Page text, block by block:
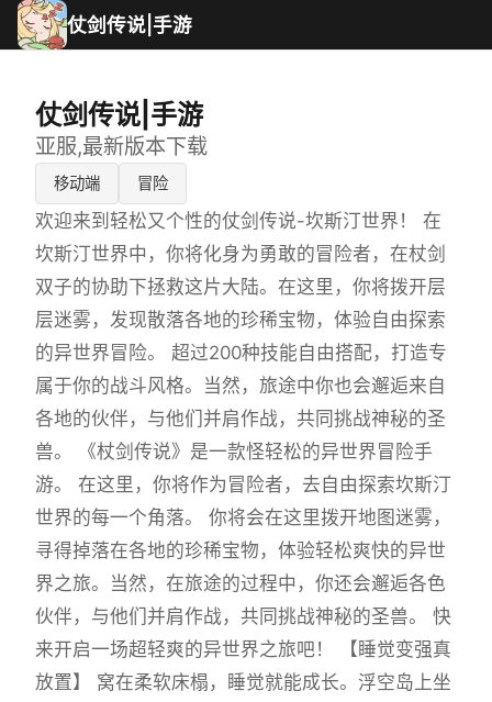
仗剑传说|手游
仗剑传说|手游
亚服,最新版本下载
移动端 冒险
欢迎来到轻松又个性的仗剑传说-坎斯汀世界！ 在
坎斯汀世界中，你将化身为勇敢的冒险者，在杖剑
双子的协助下拯救这片大陆。在这里，你将拨开层
层迷雾，发现散落各地的珍稀宝物，体验自由探索
的异世界冒险。 超过200种技能自由搭配，打造专
属于你的战斗风格。当然，旅途中你也会邂逅来自
各地的伙伴，与他们并肩作战，共同挑战神秘的圣
兽。 《杖剑传说》是一款怪轻松的异世界冒险手
游。 在这里，你将作为冒险者，去自由探索坎斯汀
世界的每一个角落。 你将会在这里拨开地图迷雾，
寻得掉落在各地的珍稀宝物，体验轻松爽快的异世
界之旅。当然，在旅途的过程中，你还会邂逅各色
伙伴，与他们并肩作战，共同挑战神秘的圣兽。 快
来开启一场超轻爽的异世界之旅吧！ 【睡觉变强真
放置】 窝在柔软床榻，睡觉就能成长。浮空岛上坐